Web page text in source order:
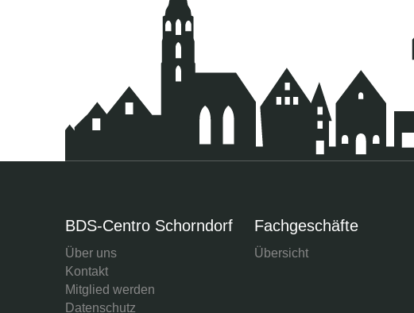
BDS-Centro Schorndorf
Über uns
Kontakt
Mitglied werden
Datenschutz
Fachgeschäfte
Übersicht